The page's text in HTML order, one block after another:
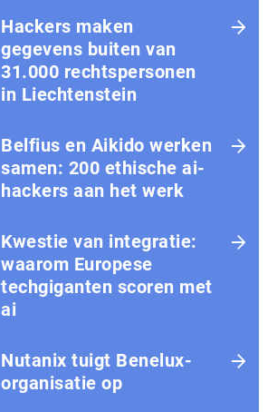
Hackers maken
gegevens buiten van
31.000 rechtspersonen
in Liechtenstein
Belfius en Aikido werken
samen: 200 ethische ai-
hackers aan het werk
Kwestie van integratie:
waarom Europese
techgiganten scoren met
ai
Nutanix tuigt Benelux-
organisatie op